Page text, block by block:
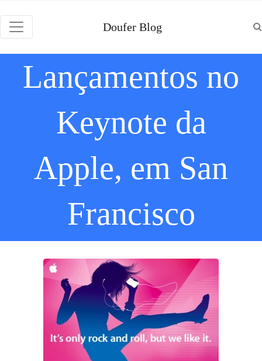
Doufer Blog
Lançamentos no
Keynote da
Apple, em San
Francisco